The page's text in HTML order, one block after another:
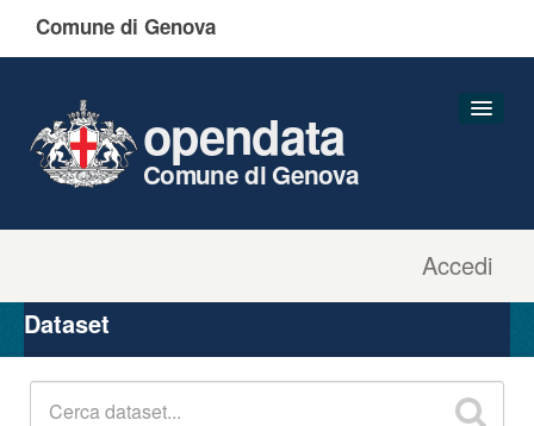
Comune di Genova
Accedi
opendata
Comune di Genova
Organizzazioni
Gruppi
Dataset